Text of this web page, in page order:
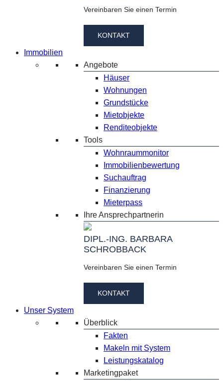
Vereinbaren Sie einen Termin
KONTAKT
Immobilien
Angebote
Häuser
Wohnungen
Grundstücke
Mietobjekte
Renditeobjekte
Tools
Wohnraummonitor
Immobilienbewertung
Suchauftrag
Finanzierung
Mieterpass
Ihre Ansprechpartnerin
DIPL.-ING. BARBARA
SCHROBBACK
Vereinbaren Sie einen Termin
KONTAKT
Unser System
Überblick
Fakten
Makeln mit System
Leistungskatalog
Marketingpaket